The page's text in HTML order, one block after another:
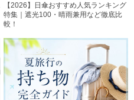
【2026】日傘おすすめ人気ランキング
特集｜遮光100・晴雨兼用など徹底比
較！